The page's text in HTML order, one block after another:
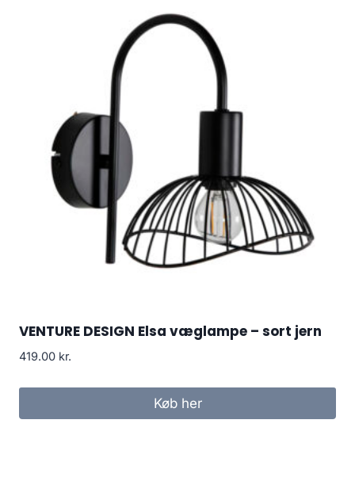
VENTURE DESIGN Elsa væglampe – sort jern
419.00 kr.
Køb her